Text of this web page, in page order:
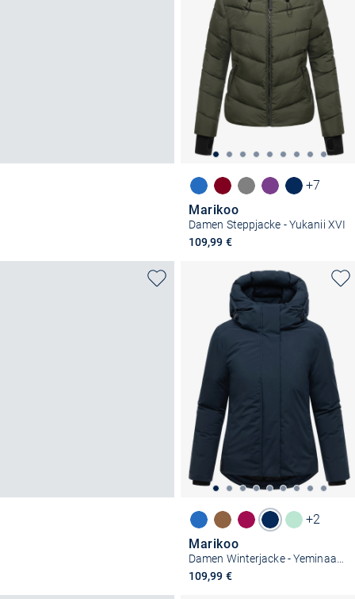
+7
Marikoo
Damen Steppjacke - Yukanii XVI
109,99 €
+2
Marikoo
109,99 €